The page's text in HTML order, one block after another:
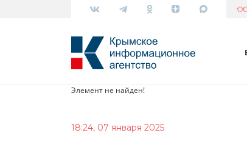
Элемент не найден!
18:24, 07 января 2025